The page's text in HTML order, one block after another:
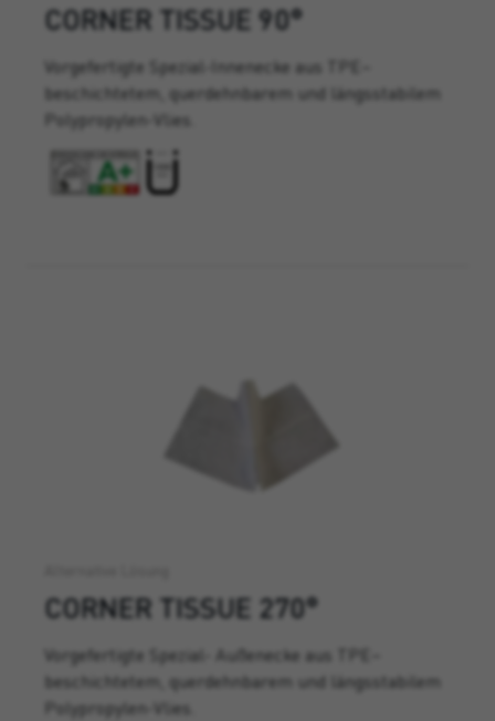
CORNER TISSUE 90°
Vorgefertigte Spezial-Innenecke aus TPE–
beschichtetem, querdehnbarem und längsstabilem
Polypropylen-Vlies.
CORNER TISSUE 270°
Vorgefertigte Spezial- Außenecke aus TPE–
beschichtetem, querdehnbarem und längsstabilem
Polypropylen-Vlies.